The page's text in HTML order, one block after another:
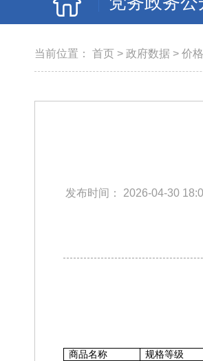
当前位置： 首页 > 政府数据 > 价
发布时间： 2026-04-30
商品名称
规格等级